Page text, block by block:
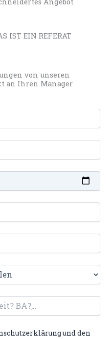
IST EIN REFERAT
von unseren
an Ihren Manager
und den